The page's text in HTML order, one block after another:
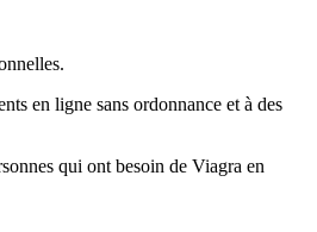
en ligne sans ordonnance et à des
qui ont besoin de Viagra en